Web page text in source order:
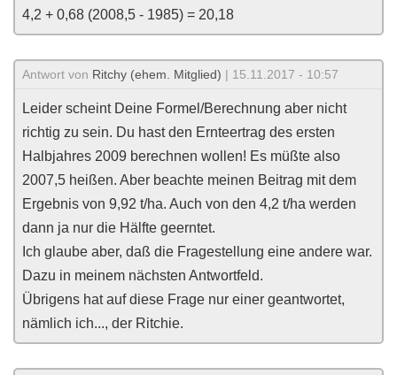
4,2 + 0,68 (2008,5 - 1985) = 20,18
Antwort von Ritchy (ehem. Mitglied) | 15.11.2017 - 10:57
Leider scheint Deine Formel/Berechnung aber nicht
richtig zu sein. Du hast den Ernteertrag des ersten
Halbjahres 2009 berechnen wollen! Es müßte also
2007,5 heißen. Aber beachte meinen Beitrag mit dem
Ergebnis von 9,92 t/ha. Auch von den 4,2 t/ha werden
dann ja nur die Hälfte geerntet.
Ich glaube aber, daß die Fragestellung eine andere war.
Dazu in meinem nächsten Antwortfeld.
Übrigens hat auf diese Frage nur einer geantwortet,
nämlich ich..., der Ritchie.